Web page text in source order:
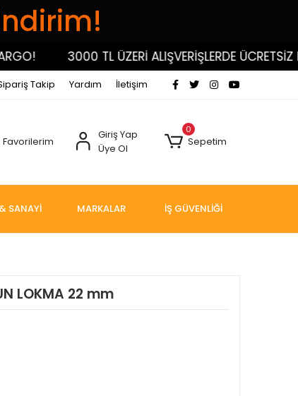
3000 TL ÜZERİ ALIŞVERİŞLERDE ÜCRETSİZ
Takip Yardım İletişim
Favorilerim
Giriş Yap
Üye Ol
0
Sepetim
SANAYİ MARKALAR İŞ GÜVENLİĞİ
LOKMA 22 mm